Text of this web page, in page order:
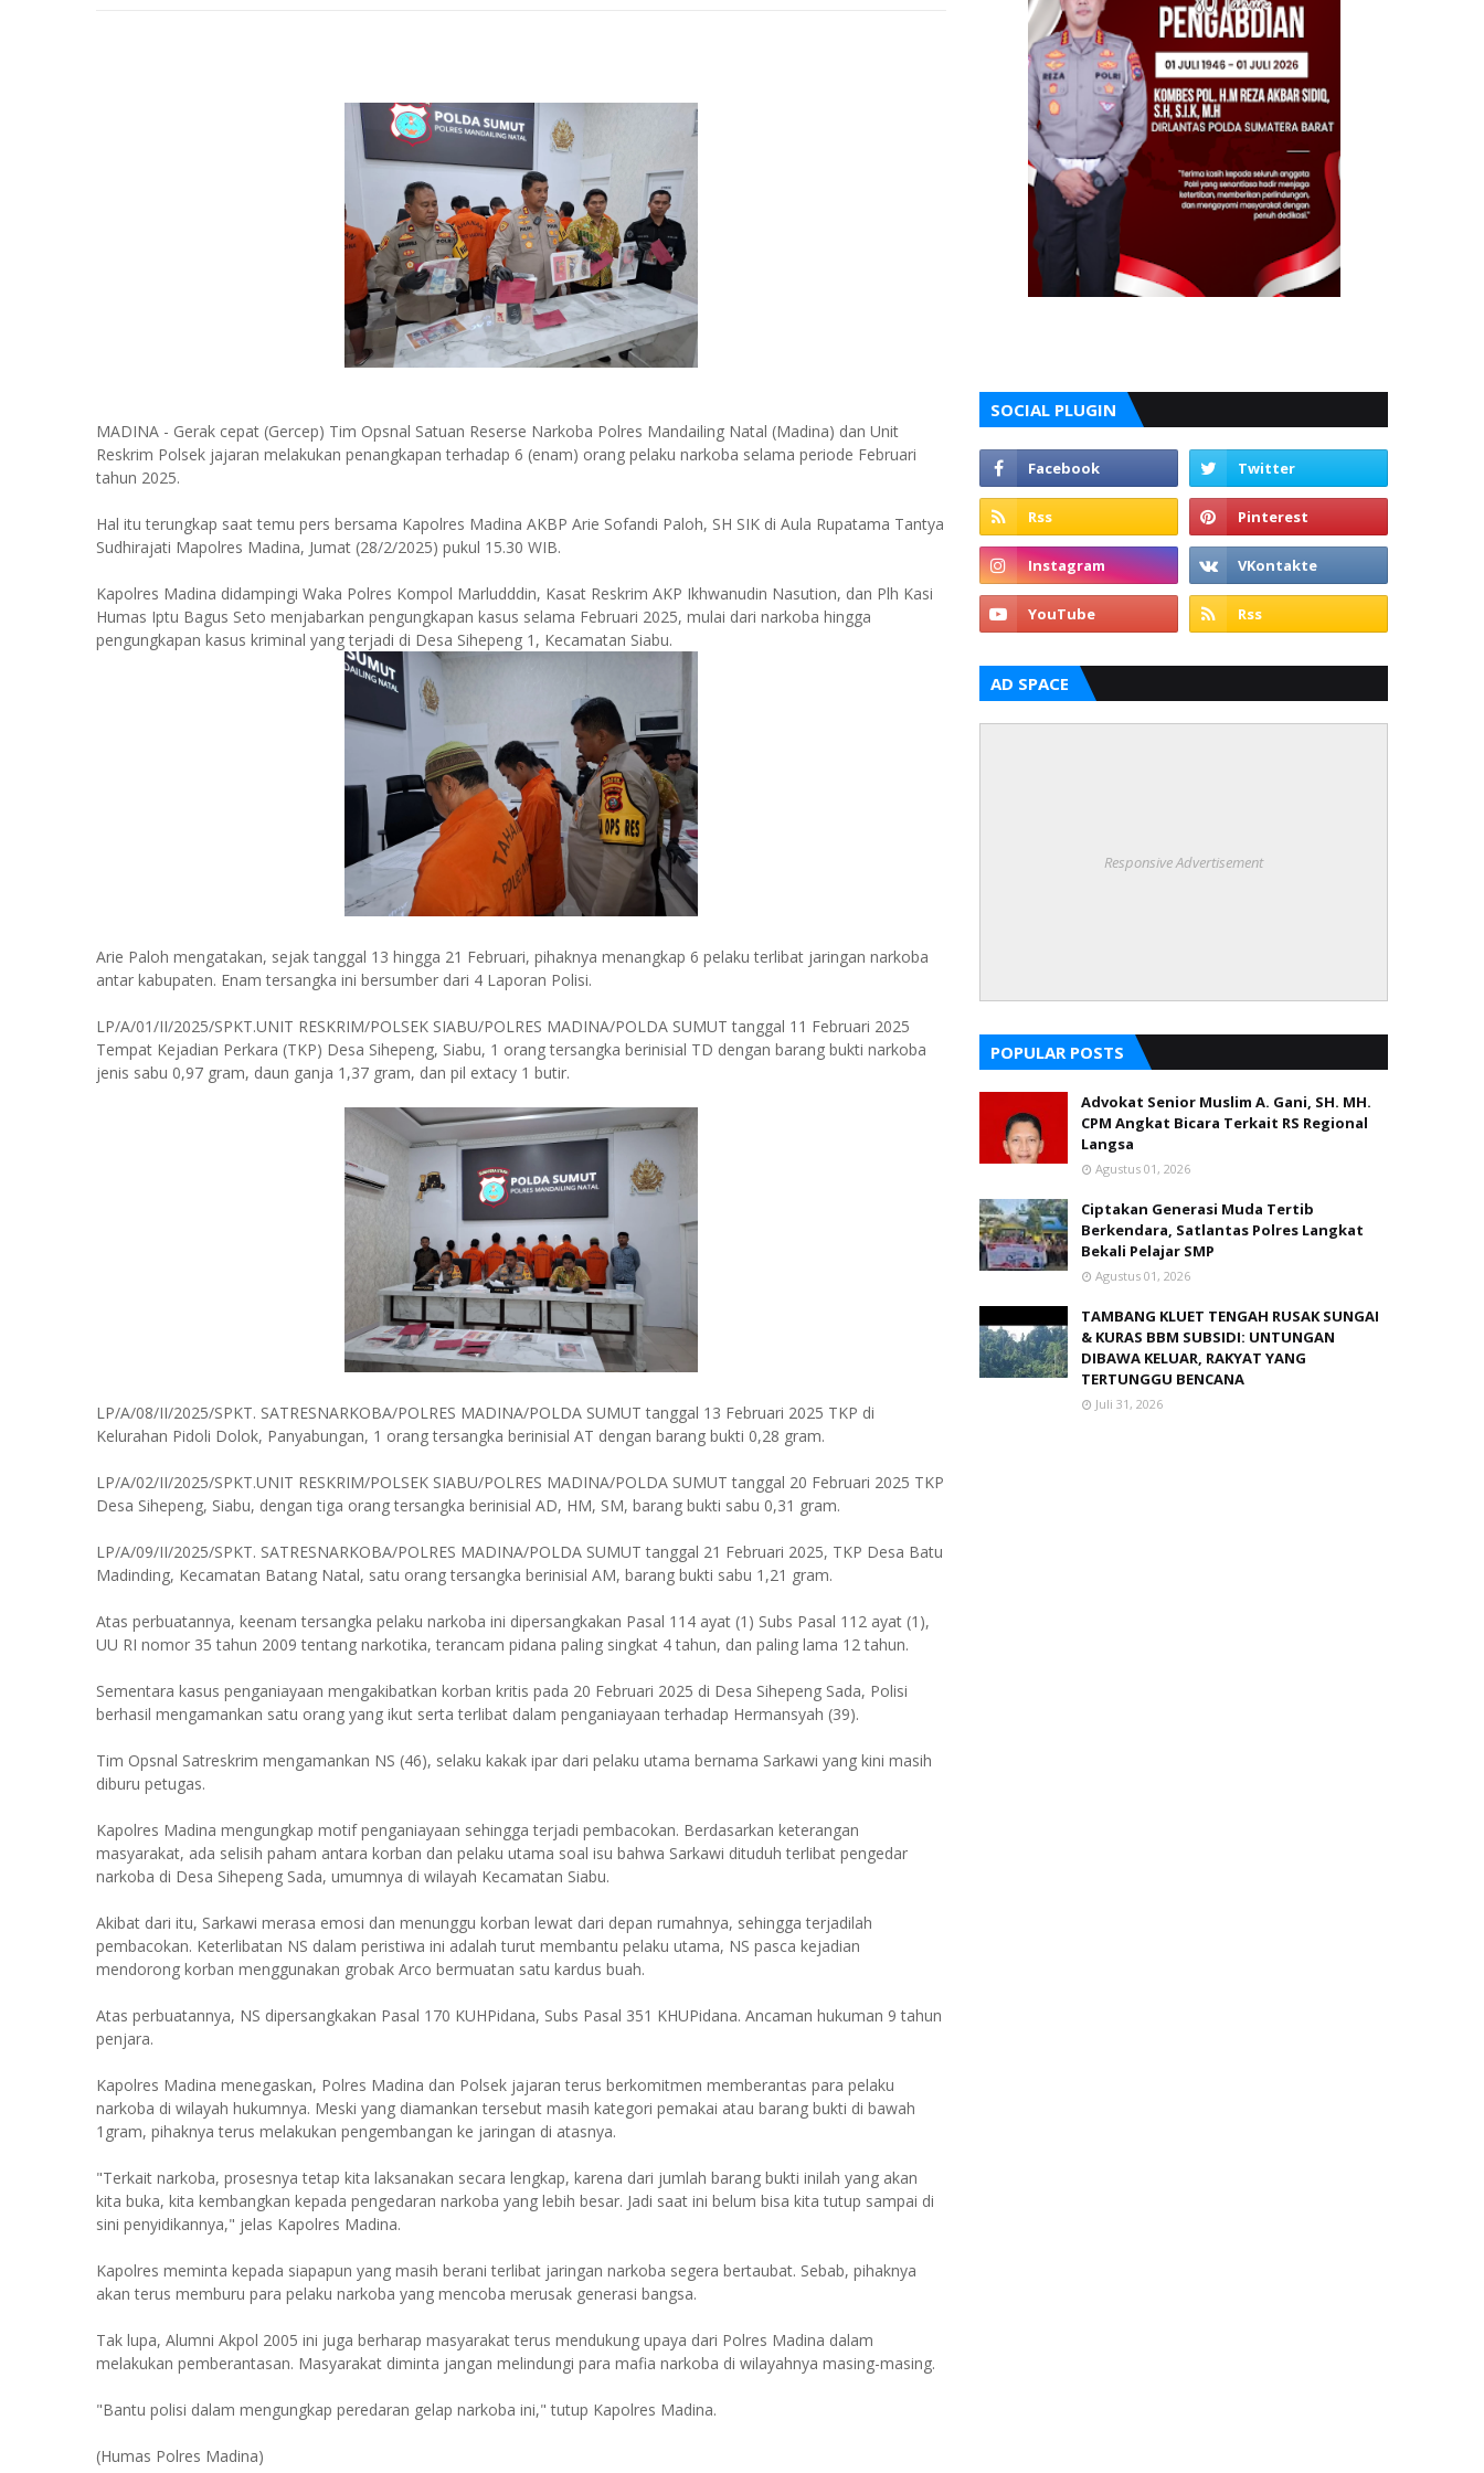
MADINA - Gerak cepat (Gercep) Tim Opsnal Satuan Reserse Narkoba Polres Mandailing Natal (Madina) dan Unit
Reskrim Polsek jajaran melakukan penangkapan terhadap 6 (enam) orang pelaku narkoba selama periode Februari
tahun 2025.
Hal itu terungkap saat temu pers bersama Kapolres Madina AKBP Arie Sofandi Paloh, SH SIK di Aula Rupatama Tantya
Sudhirajati Mapolres Madina, Jumat (28/2/2025) pukul 15.30 WIB.
Kapolres Madina didampingi Waka Polres Kompol Marludddin, Kasat Reskrim AKP Ikhwanudin Nasution, dan Plh Kasi
Humas Iptu Bagus Seto menjabarkan pengungkapan kasus selama Februari 2025, mulai dari narkoba hingga
pengungkapan kasus kriminal yang terjadi di Desa Sihepeng 1, Kecamatan Siabu.
Arie Paloh mengatakan, sejak tanggal 13 hingga 21 Februari, pihaknya menangkap 6 pelaku terlibat jaringan narkoba
antar kabupaten. Enam tersangka ini bersumber dari 4 Laporan Polisi.
LP/A/01/II/2025/SPKT.UNIT RESKRIM/POLSEK SIABU/POLRES MADINA/POLDA SUMUT tanggal 11 Februari 2025
Tempat Kejadian Perkara (TKP) Desa Sihepeng, Siabu, 1 orang tersangka berinisial TD dengan barang bukti narkoba
jenis sabu 0,97 gram, daun ganja 1,37 gram, dan pil extacy 1 butir.
LP/A/08/II/2025/SPKT. SATRESNARKOBA/POLRES MADINA/POLDA SUMUT tanggal 13 Februari 2025 TKP di
Kelurahan Pidoli Dolok, Panyabungan, 1 orang tersangka berinisial AT dengan barang bukti 0,28 gram.
LP/A/02/II/2025/SPKT.UNIT RESKRIM/POLSEK SIABU/POLRES MADINA/POLDA SUMUT tanggal 20 Februari 2025 TKP
Desa Sihepeng, Siabu, dengan tiga orang tersangka berinisial AD, HM, SM, barang bukti sabu 0,31 gram.
LP/A/09/II/2025/SPKT. SATRESNARKOBA/POLRES MADINA/POLDA SUMUT tanggal 21 Februari 2025, TKP Desa Batu
Madinding, Kecamatan Batang Natal, satu orang tersangka berinisial AM, barang bukti sabu 1,21 gram.
Atas perbuatannya, keenam tersangka pelaku narkoba ini dipersangkakan Pasal 114 ayat (1) Subs Pasal 112 ayat (1),
UU RI nomor 35 tahun 2009 tentang narkotika, terancam pidana paling singkat 4 tahun, dan paling lama 12 tahun.
Sementara kasus penganiayaan mengakibatkan korban kritis pada 20 Februari 2025 di Desa Sihepeng Sada, Polisi
berhasil mengamankan satu orang yang ikut serta terlibat dalam penganiayaan terhadap Hermansyah (39).
Tim Opsnal Satreskrim mengamankan NS (46), selaku kakak ipar dari pelaku utama bernama Sarkawi yang kini masih
diburu petugas.
Kapolres Madina mengungkap motif penganiayaan sehingga terjadi pembacokan. Berdasarkan keterangan
masyarakat, ada selisih paham antara korban dan pelaku utama soal isu bahwa Sarkawi dituduh terlibat pengedar
narkoba di Desa Sihepeng Sada, umumnya di wilayah Kecamatan Siabu.
Akibat dari itu, Sarkawi merasa emosi dan menunggu korban lewat dari depan rumahnya, sehingga terjadilah
pembacokan. Keterlibatan NS dalam peristiwa ini adalah turut membantu pelaku utama, NS pasca kejadian
mendorong korban menggunakan grobak Arco bermuatan satu kardus buah.
Atas perbuatannya, NS dipersangkakan Pasal 170 KUHPidana, Subs Pasal 351 KHUPidana. Ancaman hukuman 9 tahun
penjara.
Kapolres Madina menegaskan, Polres Madina dan Polsek jajaran terus berkomitmen memberantas para pelaku
narkoba di wilayah hukumnya. Meski yang diamankan tersebut masih kategori pemakai atau barang bukti di bawah
1gram, pihaknya terus melakukan pengembangan ke jaringan di atasnya.
"Terkait narkoba, prosesnya tetap kita laksanakan secara lengkap, karena dari jumlah barang bukti inilah yang akan
kita buka, kita kembangkan kepada pengedaran narkoba yang lebih besar. Jadi saat ini belum bisa kita tutup sampai di
sini penyidikannya," jelas Kapolres Madina.
Kapolres meminta kepada siapapun yang masih berani terlibat jaringan narkoba segera bertaubat. Sebab, pihaknya
akan terus memburu para pelaku narkoba yang mencoba merusak generasi bangsa.
Tak lupa, Alumni Akpol 2005 ini juga berharap masyarakat terus mendukung upaya dari Polres Madina dalam
melakukan pemberantasan. Masyarakat diminta jangan melindungi para mafia narkoba di wilayahnya masing-masing.
"Bantu polisi dalam mengungkap peredaran gelap narkoba ini," tutup Kapolres Madina.
(Humas Polres Madina)
SOCIAL PLUGIN
AD SPACE
Responsive Advertisement
POPULAR POSTS
Advokat Senior Muslim A. Gani, SH. MH.
CPM Angkat Bicara Terkait RS Regional
Langsa
Agustus 01, 2026
Ciptakan Generasi Muda Tertib
Berkendara, Satlantas Polres Langkat
Bekali Pelajar SMP
Agustus 01, 2026
TAMBANG KLUET TENGAH RUSAK SUNGAI
& KURAS BBM SUBSIDI: UNTUNGAN
DIBAWA KELUAR, RAKYAT YANG
TERTUNGGU BENCANA
Juli 31, 2026